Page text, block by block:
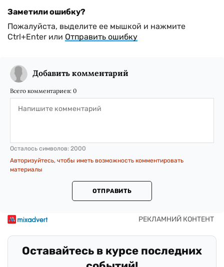
Заметили ошибку?
Пожалуйста, выделите ее мышкой и нажмите
Ctrl+Enter или Отправить ошибку
Добавить комментарий
Всего комментариев: 0
Осталось символов: 2000
Авторизуйтесь, чтобы иметь возможность комментировать
материалы
ОТПРАВИТЬ
Оставайтесь в курсе последних